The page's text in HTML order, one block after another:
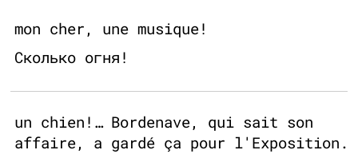
mon cher, une musique!
Сколько огня!
un chien!… Bordenave, qui sait son
affaire, a gardé ça pour l'Exposition.